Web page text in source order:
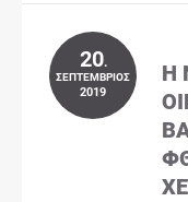
20.
ΣΕΠΤΈΜΒΡΙΟΣ
2019
Η